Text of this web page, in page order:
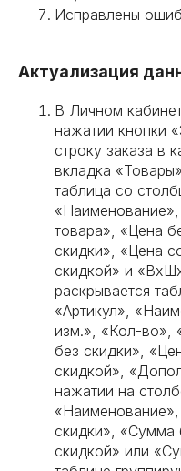
Исправлены
Актуализация
В Личном
нажатии кнопки
строку заказа в
вкладка
таблица со
товара», «Цена
скидки», «Цена
скидкой» и
раскрывается
«Артикул»,
изм.», «Кол-во»,
без скидки»,
скидкой»,
нажатии на
скидки», «Сумма
скидкой» или